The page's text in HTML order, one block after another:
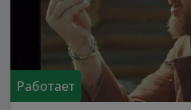
Работает